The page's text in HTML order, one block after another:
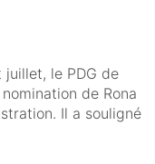
le PDG de
de Rona
Il a souligné